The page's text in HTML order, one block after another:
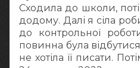
Сходила до школи,
додому. Далі я сіла
до контрольної
повинна була
не хотіла її писати.